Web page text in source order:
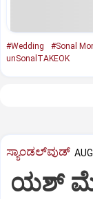
#Wedding #Sonal
unSonalTAKEOK
ಸ್ಯಾಂಡಲ್‌ವುಡ್‌
ಯಶ್‌